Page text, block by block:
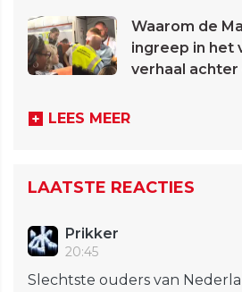
Waarom de
ingreep in het
verhaal
LEES MEER
LAATSTE REACTIES
Prikker
20:45
Slechtste ouders van